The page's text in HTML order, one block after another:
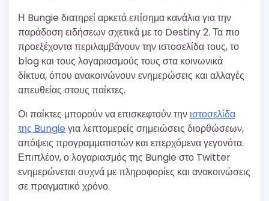
Η Bungie διατηρεί αρκετά επίσημα κανάλια για την
παράδοση ειδήσεων σχετικά με το Destiny 2. Τα πιο
προεξέχοντα περιλαμβάνουν την ιστοσελίδα τους, το
blog και τους λογαριασμούς τους στα κοινωνικά
δίκτυα, όπου ανακοινώνουν ενημερώσεις και αλλαγές
απευθείας στους παίκτες.
Οι παίκτες μπορούν να επισκεφτούν την ιστοσελίδα
της Bungie για λεπτομερείς σημειώσεις διορθώσεων,
απόψεις προγραμματιστών και επερχόμενα γεγονότα.
Επιπλέον, ο λογαριασμός της Bungie στο Twitter
ενημερώνεται συχνά με πληροφορίες και ανακοινώσεις
σε πραγματικό χρόνο.